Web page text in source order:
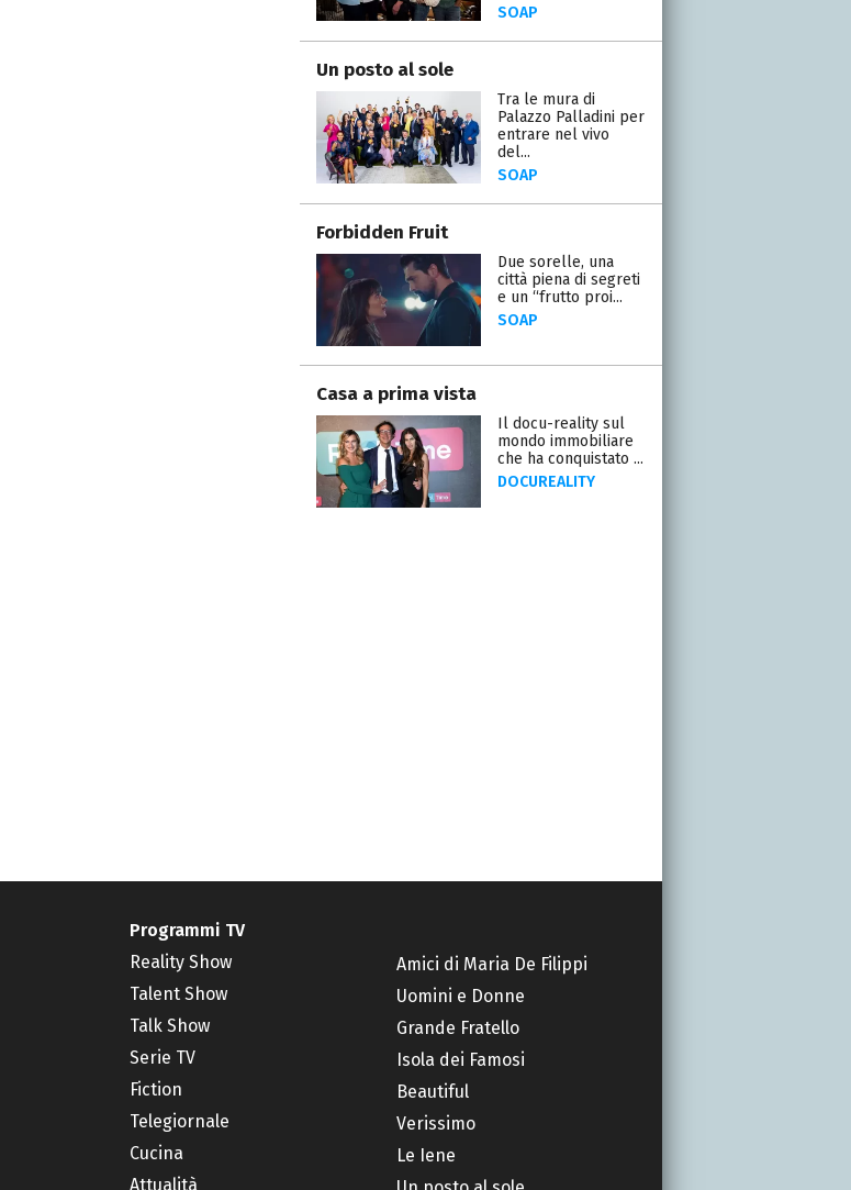
SOAP
Un posto al sole
Tra le mura di
Palazzo Palladini per
entrare nel vivo
del...
SOAP
Forbidden Fruit
Due sorelle, una
città piena di segreti
e un “frutto proi...
SOAP
Casa a prima vista
Il docu-reality sul
mondo immobiliare
che ha conquistato ...
DOCUREALITY
Programmi TV
Reality Show
Talent Show
Talk Show
Serie TV
Fiction
Telegiornale
Cucina
Attualità
Amici di Maria De Filippi
Uomini e Donne
Grande Fratello
Isola dei Famosi
Beautiful
Verissimo
Le Iene